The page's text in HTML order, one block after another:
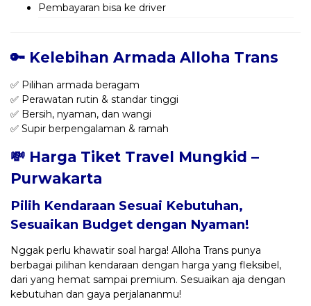
Pembayaran bisa ke driver
🔑 Kelebihan Armada Alloha Trans
✅ Pilihan armada beragam
✅ Perawatan rutin & standar tinggi
✅ Bersih, nyaman, dan wangi
✅ Supir berpengalaman & ramah
💸 Harga Tiket Travel Mungkid –
Purwakarta
Pilih Kendaraan Sesuai Kebutuhan,
Sesuaikan Budget dengan Nyaman!
Nggak perlu khawatir soal harga! Alloha Trans punya
berbagai pilihan kendaraan dengan harga yang fleksibel,
dari yang hemat sampai premium. Sesuaikan aja dengan
kebutuhan dan gaya perjalananmu!